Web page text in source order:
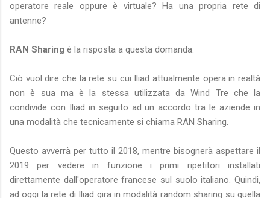
operatore reale oppure è virtuale? Ha una propria rete di
antenne?
RAN Sharing è la risposta a questa domanda.
Ciò vuol dire che la rete su cui Iliad attualmente opera in realtà
non è sua ma è la stessa utilizzata da Wind Tre che la
condivide con Iliad in seguito ad un accordo tra le aziende in
una modalità che tecnicamente si chiama RAN Sharing.
Questo avverrà per tutto il 2018, mentre bisognerà aspettare il
2019 per vedere in funzione i primi ripetitori installati
direttamente dall'operatore francese sul suolo italiano. Quindi,
ad oggi la rete di Iliad gira in modalità random sharing su quella